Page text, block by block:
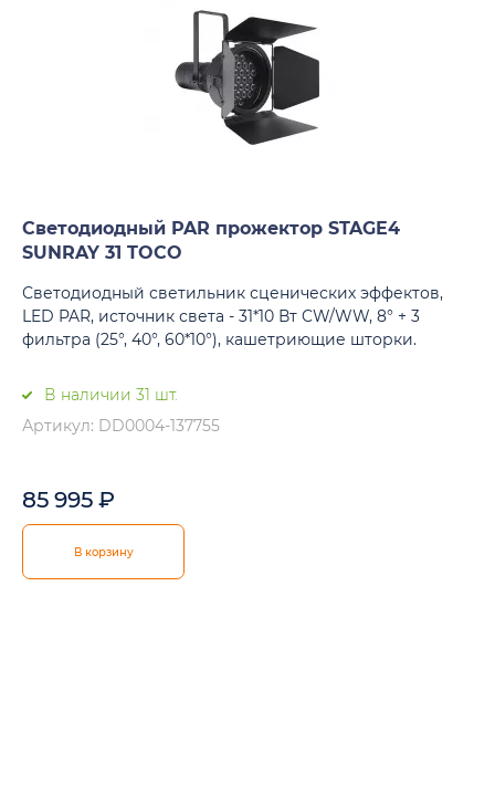
Светодиодный PAR прожектор STAGE4
SUNRAY 31 TOCO
Светодиодный светильник сценических эффектов,
LED PAR, источник света - 31*10 Вт CW/WW, 8° + 3
фильтра (25°, 40°, 60*10°), кашетриющие шторки.
В наличии 31 шт.
Артикул: DD0004-137755
85 995 ₽
В корзину